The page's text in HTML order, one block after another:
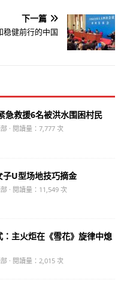
下一篇
稳健前行的中国
急救援6名被洪水围困村民
· 閱讀量：7,777 次
U型场地技巧摘金
· 閱讀量：11,549 次
主火炬在《雪花》旋律中熄
· 閱讀量：2,015 次